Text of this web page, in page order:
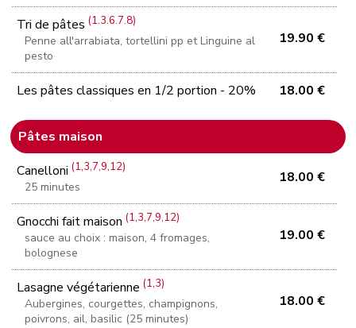
Tri de pâtes(1.3.6.7.8)
Penne all'arrabiata, tortellini pp et Linguine al
pesto
19.90 €
Les pâtes classiques en 1/2 portion - 20% 18.00 €
Pâtes maison
Canelloni(1,3,7,9,12)
25 minutes
18.00 €
Gnocchi fait maison(1,3,7,9,12)
sauce au choix : maison, 4 fromages,
bolognese
19.00 €
Lasagne végétarienne(1,3)
Aubergines, courgettes, champignons,
poivrons, ail, basilic (25 minutes)
18.00 €